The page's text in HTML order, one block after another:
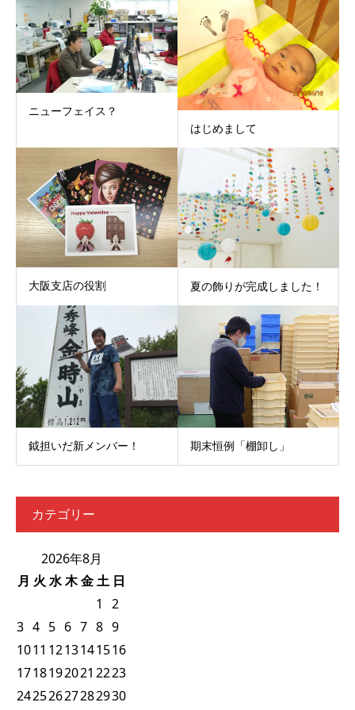
ニューフェイス？
はじめまして
大阪支店の役割 夏の飾りが完成しました！
鉞担いだ新メンバー！ 期末恒例「棚卸し」
カテゴリー
2026年8月
月 火 水木金土 日
1
2
3 4 5 6 7 8 9
1011 1213141516
1718192021 2223
24252627282930